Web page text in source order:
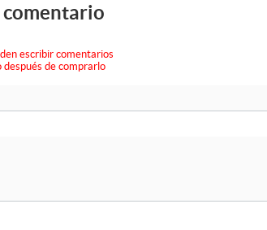
comentario
escribir comentarios
después de comprarlo